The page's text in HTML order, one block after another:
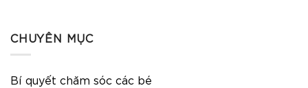
CHUYÊN MỤC
Bí quyết chăm sóc các bé